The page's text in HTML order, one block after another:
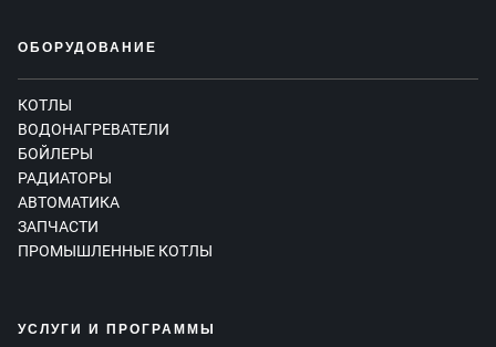
ОБОРУДОВАНИЕ
КОТЛЫ
ВОДОНАГРЕВАТЕЛИ
БОЙЛЕРЫ
РАДИАТОРЫ
АВТОМАТИКА
ЗАПЧАСТИ
ПРОМЫШЛЕННЫЕ КОТЛЫ
УСЛУГИ И ПРОГРАММЫ